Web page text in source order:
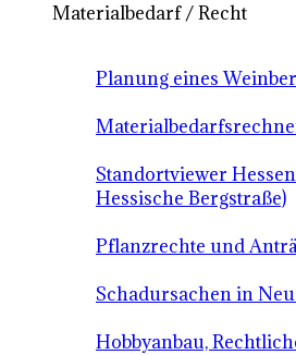
Materialbedarf / Recht
Planung eines
Standortviewer
Hessische Bergstraße)
Pflanzrechte und
Schadursachen in
Hobbyanbau,